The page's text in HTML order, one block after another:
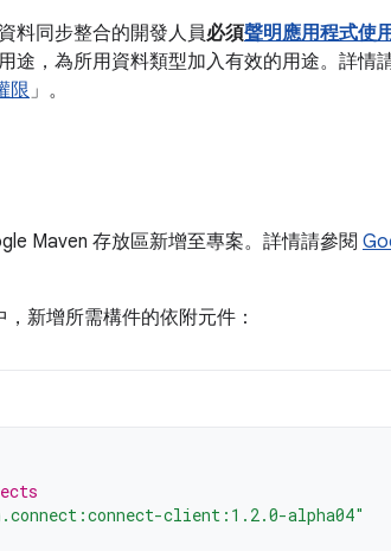
料同步整合的開發人員必須聲明應用程式使
途，為所用資料類型加入有效的用途。詳情
限」。
Maven 存放區新增至專案。詳情請參閱
，新增所需構件的依附元件：
client:1.2.0-alpha04"